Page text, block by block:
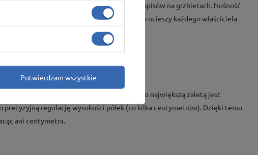
wygląda estetycznie i ułatwia przeglądanie opisów na grzbietach. Nośność
również opcja najbardziej ekonomiczna, co ucieszy każdego właściciela
od lat cieszy się zaufaniem w urzędach. Jego największą zaletą jest
regulację wysokości półek (co kilka centymetrów). Dzięki temu
ani centymetra.
Potwierdzam wszystkie